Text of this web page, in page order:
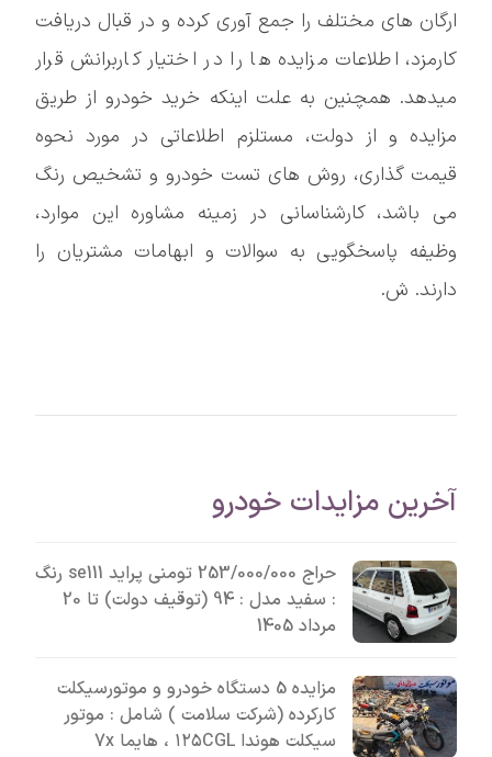
ارگان های مختلف را جمع آوری کرده و در قبال دریافت
کارمزد، اطلاعات مزایده ها را در اختیار کاربرانش قرار
میدهد. همچنین به علت اینکه خرید خودرو از طریق
مزایده و از دولت، مستلزم اطلاعاتی در مورد نحوه
قیمت گذاری، روش های تست خودرو و تشخیص رنگ
می باشد، کارشناسانی در زمینه مشاوره این موارد،
وظیفه پاسخگویی به سوالات و ابهامات مشتریان را
دارند. ش.
آخرین مزایدات خودرو
حراج 253/000/000 تومنی پراید se111 رنگ
: سفید مدل : 94 (توقیف دولت) تا 20
مرداد 1405
مزایده 5 دستگاه خودرو و موتورسیکلت
کارکرده (شرکت سلامت ) شامل : موتور
سیکلت هوندا ۱۲۵CGL ، هایما 7x